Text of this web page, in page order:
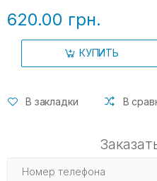
620.00 грн.
КУПИТЬ
В закладки В